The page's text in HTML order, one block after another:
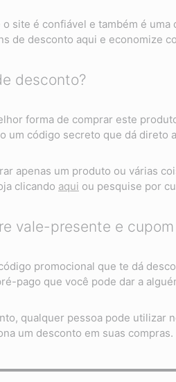
site é confiável e também é
de desconto aqui e economize
desconto?
forma de comprar este
um código secreto que dá direto
apenas um produto ou várias
clicando aqui ou pesquise por
vale-presente e
promocional que te dá
pago que você pode dar a
qualquer pessoa pode utilizar
um desconto em suas compras.